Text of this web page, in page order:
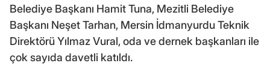
Belediye Başkanı Hamit Tuna, Mezitli Belediye
Başkanı Neşet Tarhan, Mersin İdmanyurdu Teknik
Direktörü Yılmaz Vural, oda ve dernek başkanları ile
çok sayıda davetli katıldı.